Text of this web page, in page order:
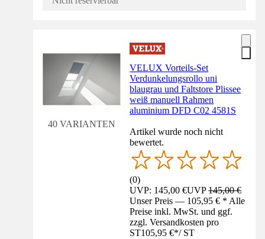
40 VARIANTEN
VELUX Vorteils-Set
Verdunkelungsrollo uni
blaugrau und Faltstore Plissee
weiß manuell Rahmen
aluminium DFD C02 4581S
Artikel wurde noch nicht
bewertet.
(0)
UVP: 145,00 €UVP145,00 €
Unser Preis — 105,95 € * Alle
Preise inkl. MwSt. und ggf.
zzgl. Versandkosten pro
ST105,95 €*/ ST